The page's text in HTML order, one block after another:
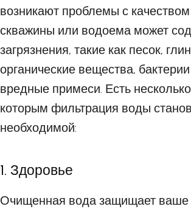
возникают проблемы с
скважины или водоема может
загрязнения, такие как песок,
органические вещества,
вредные примеси. Есть
которым фильтрация воды
необходимой:
1. Здоровье
Очищенная вода защищает ваше